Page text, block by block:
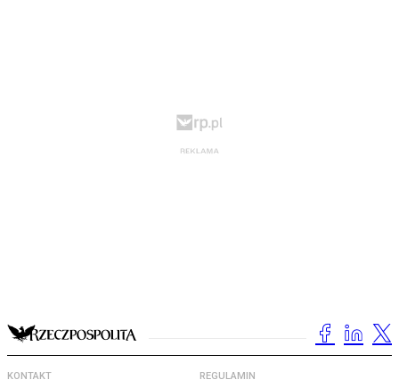
KONTAKT REGULAMIN